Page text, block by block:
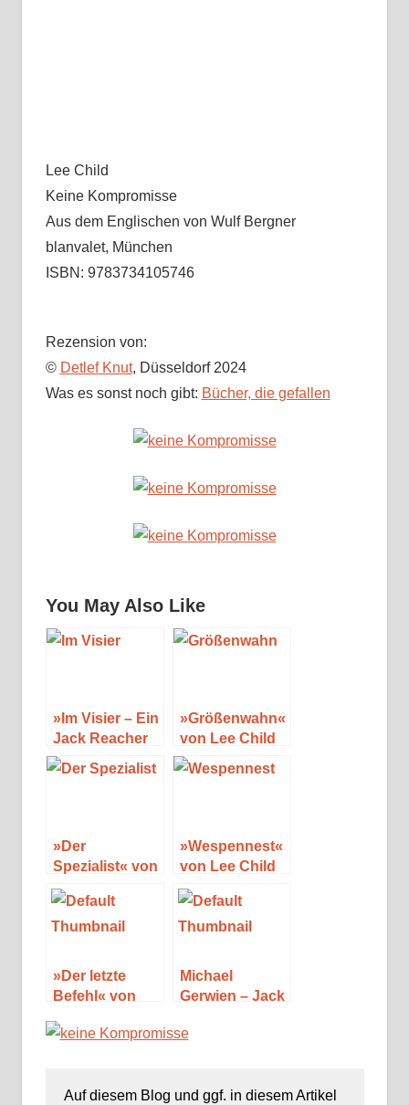
Lee Child
Keine Kompromisse
Aus dem Englischen von Wulf Bergner
blanvalet, München
ISBN: 9783734105746
Rezension von:
© Detlef Knut, Düsseldorf 2024
Was es sonst noch gibt: Bücher, die gefallen
You May Also Like
»Im Visier – Ein
Jack Reacher
Roman« von
Lee Child
»Größenwahn«
von Lee Child
»Der
Spezialist« von
Lee Child
»Wespennest«
von Lee Child
»Der letzte
Befehl« von
Michael
Gerwien – Jack
Auf diesem Blog und ggf. in diesem Artikel